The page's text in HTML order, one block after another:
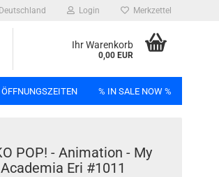
Deutschland Login Merkzettel
Ihr Warenkorb
0,00 EUR
% IN SALE NOW %
POP! - Ani­ma­ti­on - My
Eri #1011